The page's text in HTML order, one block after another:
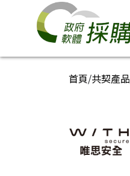
政府軟體採購網
:::
首頁/共契產品